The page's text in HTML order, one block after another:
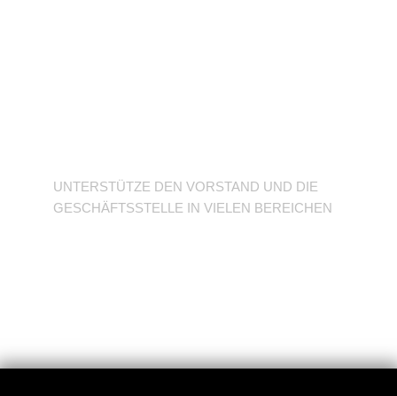
UNTERSTÜTZE DEN VORSTAND UND DIE
GESCHÄFTSSTELLE IN VIELEN BEREICHEN